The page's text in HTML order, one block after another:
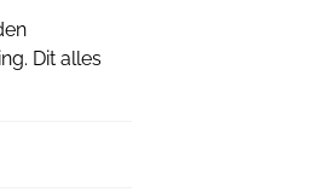
Dit alles